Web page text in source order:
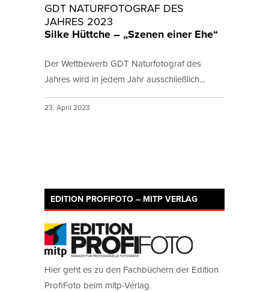
GDT NATURFOTOGRAF DES
JAHRES 2023
Silke Hüttche – „Szenen einer Ehe“
Der Wettbewerb GDT Naturfotograf des
Jahres wird in jedem Jahr ausschließlich...
23. April 2023
EDITION PROFIFOTO – MITP VERLAG
Hier geht es zu den Fachbüchern der Edition
ProfiFoto beim mitp-Verlag.